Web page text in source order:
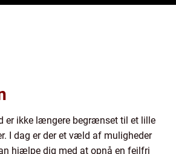
er ikke længere begrænset til et lille
I dag er der et væld af muligheder
hjælpe dig med at opnå en fejlfri